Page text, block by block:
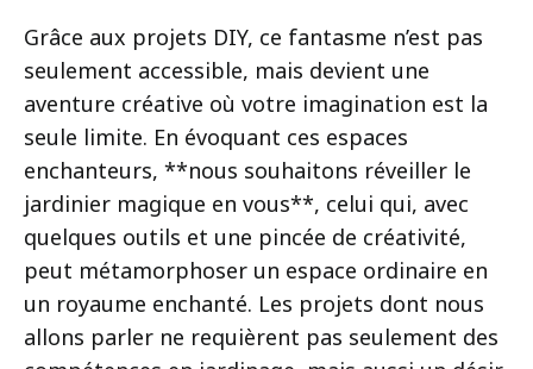
Grâce aux projets DIY, ce fantasme n’est pas
seulement accessible, mais devient une
aventure créative où votre imagination est la
seule limite. En évoquant ces espaces
enchanteurs, **nous souhaitons réveiller le
jardinier magique en vous**, celui qui, avec
quelques outils et une pincée de créativité,
peut métamorphoser un espace ordinaire en
un royaume enchanté. Les projets dont nous
allons parler ne requièrent pas seulement des